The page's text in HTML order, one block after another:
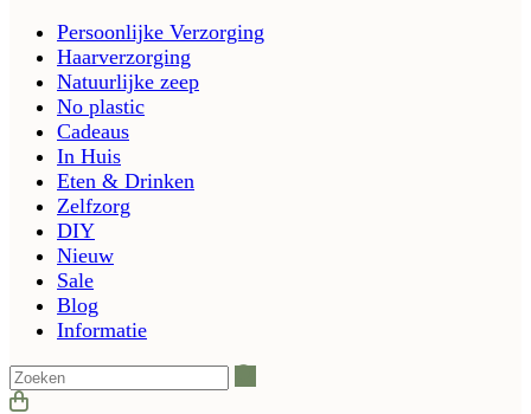
Persoonlijke Verzorging
Haarverzorging
Natuurlijke zeep
No plastic
Cadeaus
In Huis
Eten & Drinken
Zelfzorg
DIY
Nieuw
Sale
Blog
Informatie